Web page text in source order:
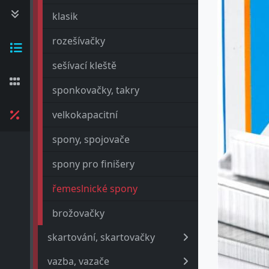
klasik
rozešívačky
sešívací kleště
sponkovačky, takry
velkokapacitní
spony, spojovače
spony pro finišery
řemeslnické spony
brožovačky
skartování, skartovačky
vazba, vazače